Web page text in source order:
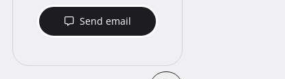
Send email